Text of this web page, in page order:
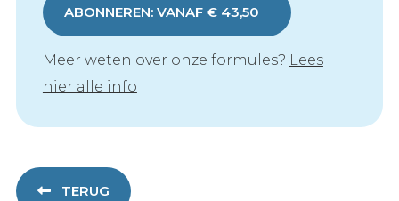
ABONNEREN: VANAF € 43,50
Meer weten over onze formules? Lees
hier alle info
TERUG